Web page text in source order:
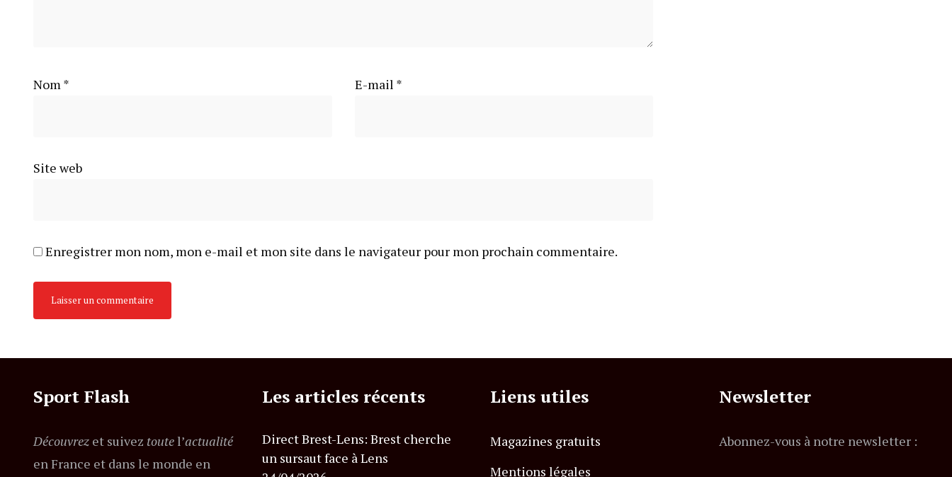
Nom* E-mail *
Site web
Enregistrer mon nom, mon e-mail et mon site dans le navigateur pour mon prochain commentaire.
Sport Flash
Découvrez et suivez toutel’actualité
en France et dans le monde en
Les articles récents
Direct Brest-Lens: Brest cherche
un sursaut face à Lens
Liens utiles
Magazines gratuits
Mentions légales
Newsletter
Abonnez-vous à notre newsletter :